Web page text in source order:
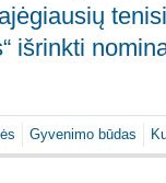
išrinkti
Gyvenimo būdas